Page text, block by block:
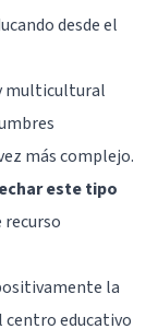
desde el
multicultural
más complejo.
este tipo
la
centro educativo